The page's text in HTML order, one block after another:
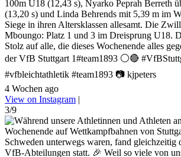
100m U18 (12,43 s), Nyarko Peprah Berreth
(13,20 s) und Linda Behrends mit 5,39 m im
Siege in ihren Altersklassen allesamt. Die
Mboungo: Platz 1 und 3 im Dreisprung U18.
Stolz auf alle, die dieses Wochenende alles
der VfB Stuttgart 1#team1893 ⚪🔴
#vfbleichtathletik #team1893 📷 kjpeters
4 Wochen ago
View on Instagram |
3/9